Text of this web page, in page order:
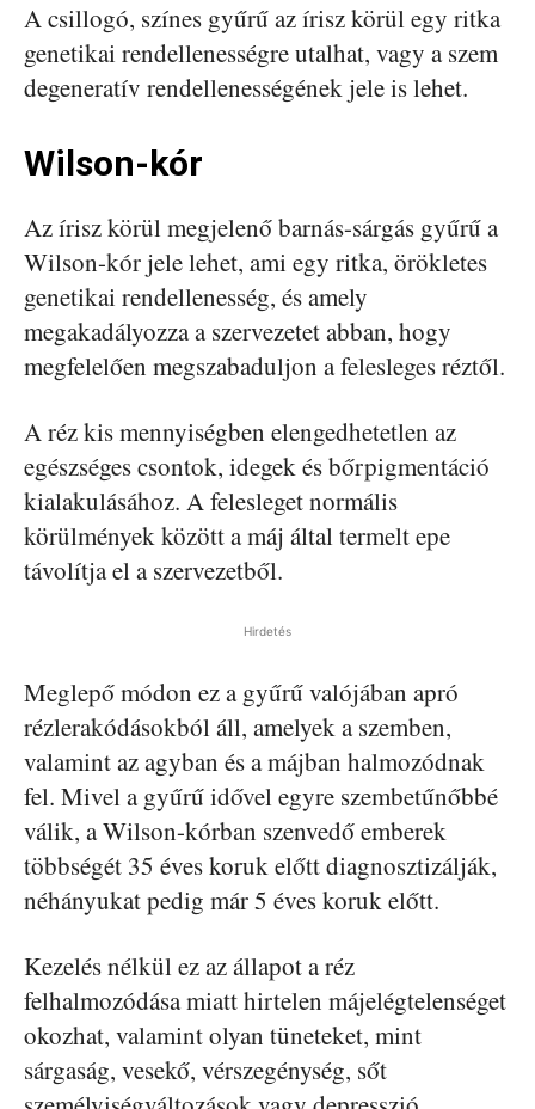
A csillogó, színes gyűrű az írisz körül egy ritka
genetikai rendellenességre utalhat, vagy a szem
degeneratív rendellenességének jele is lehet.
Wilson-kór
Az írisz körül megjelenő barnás-sárgás gyűrű a
Wilson-kór jele lehet, ami egy ritka, örökletes
genetikai rendellenesség, és amely
megakadályozza a szervezetet abban, hogy
megfelelően megszabaduljon a felesleges réztől.
A réz kis mennyiségben elengedhetetlen az
egészséges csontok, idegek és bőrpigmentáció
kialakulásához. A felesleget normális
körülmények között a máj által termelt epe
távolítja el a szervezetből.
Hirdetés
Meglepő módon ez a gyűrű valójában apró
rézlerakódásokból áll, amelyek a szemben,
valamint az agyban és a májban halmozódnak
fel. Mivel a gyűrű idővel egyre szembetűnőbbé
válik, a Wilson-kórban szenvedő emberek
többségét 35 éves koruk előtt diagnosztizálják,
néhányukat pedig már 5 éves koruk előtt.
Kezelés nélkül ez az állapot a réz
felhalmozódása miatt hirtelen májelégtelenséget
okozhat, valamint olyan tüneteket, mint
sárgaság, vesekő, vérszegénység, sőt